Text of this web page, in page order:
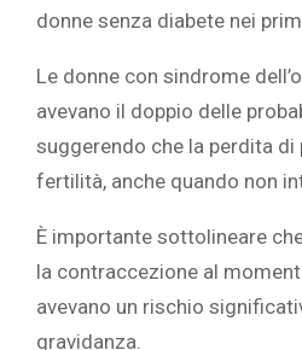
donne senza diabete nei
Le donne con sindrome
avevano il doppio delle
suggerendo che la perdita
fertilità, anche quando non
È importante sottolineare
la contraccezione al
avevano un rischio
gravidanza.